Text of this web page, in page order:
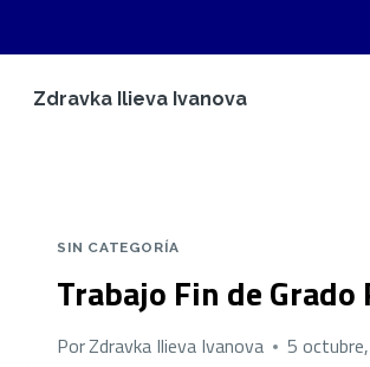
Zdravka Ilieva Ivanova
SIN CATEGORÍA
Trabajo Fin de Grado
PorZdravka Ilieva Ivanova 5